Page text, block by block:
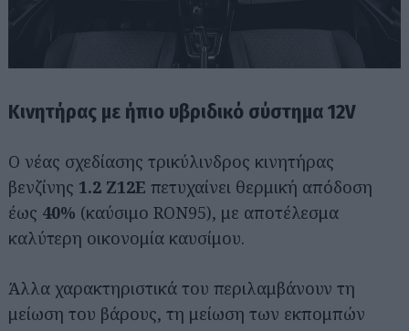
Κινητήρας με ήπιο υβριδικό σύστημα 12V
Ο νέας σχεδίασης τρικύλινδρος κινητήρας
βενζίνης 1.2 Z12E πετυχαίνει θερμική απόδοση
έως 40% (καύσιμο RON95), με αποτέλεσμα
καλύτερη οικονομία καυσίμου.
Άλλα χαρακτηριστικά του περιλαμβάνουν τη
μείωση του βάρους, τη μείωση των εκπομπών